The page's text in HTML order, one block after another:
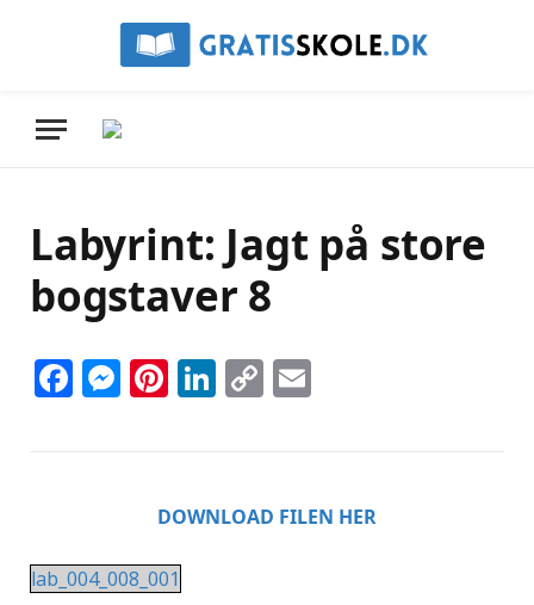
Labyrint: Jagt på store
bogstaver 8
Facebook
Messenger
Pinterest
LinkedIn
Copy
DOWNLOAD FILEN HER
lab_004_008_001